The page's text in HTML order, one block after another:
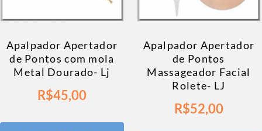
Apalpador Apertador
de Pontos com mola
Metal Dourado- Lj
R$45,00
Apalpador Apertador
de Pontos
Massageador Facial
Rolete- LJ
R$52,00